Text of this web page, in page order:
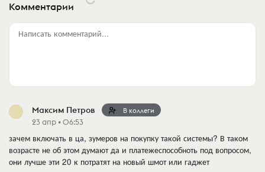
Комментарии
Написать комментарий...
Максим Петров В коллеги
23 апр • 06:53
зачем включать в ца, зумеров на покупку такой системы? В таком
возрасте не об этом думают да и платежеспособноть под вопросом,
они лучше эти 20 к потратят на новый шмот или гаджет